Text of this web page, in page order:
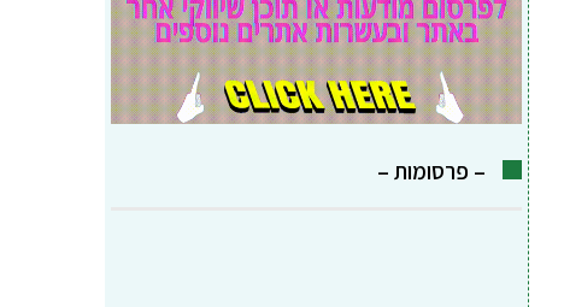
– פרסומות –